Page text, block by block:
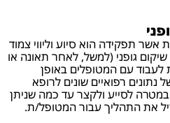
אשר תפקידה הוא סיוע וליווי צמוד
גופני (למשל, לאחר תאונה או
עם המטופלים באופן
נתונים רפואיים שונים לרופא
לסייע ולקצר עד כמה שניתן
את התהליך עבור המטופל/ת.